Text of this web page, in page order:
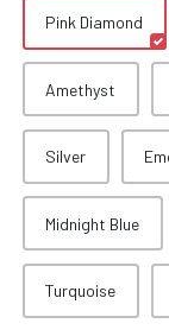
Pink Diamond
Amethyst
Silver
Midnight Blue
Turquoise